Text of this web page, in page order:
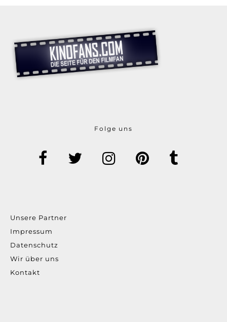
Folge uns
Unsere Partner
Impressum
Datenschutz
Wir über uns
Kontakt